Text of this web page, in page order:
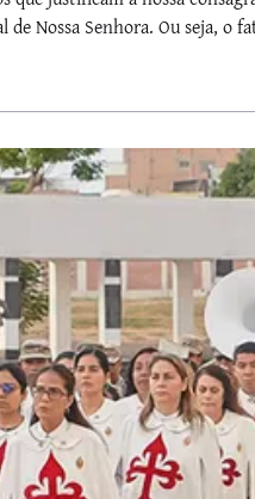
Nossa Senhora. Ou seja, o